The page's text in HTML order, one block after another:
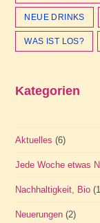
NEUE DRINKS
WAS IST LOS?
Kategorien
Aktuelles (6)
Jede Woche etwas
Nachhaltigkeit, Bio
Neuerungen (2)